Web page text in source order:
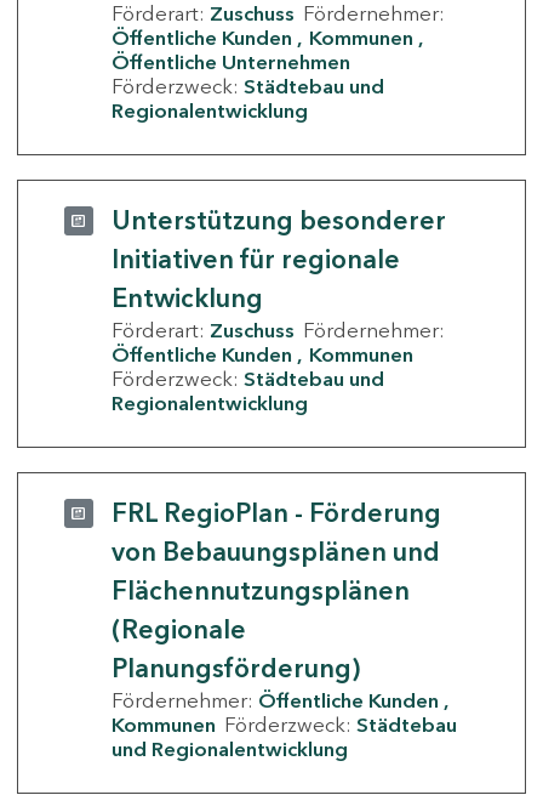
Förderart: Zuschuss Fördernehmer:
Öffentliche Kunden
Kommunen
Öffentliche Unternehmen
Förderzweck: Städtebau und
Regionalentwicklung
Unterstützung besonderer
Initiativen für regionale
Entwicklung
Förderart: Zuschuss Fördernehmer:
Öffentliche Kunden
Kommunen
Förderzweck: Städtebau und
Regionalentwicklung
FRL RegioPlan - Förderung
von Bebauungsplänen und
Flächennutzungsplänen
(Regionale
Planungsförderung)
Fördernehmer: Öffentliche Kunden
Kommunen Förderzweck: Städtebau
und Regionalentwicklung